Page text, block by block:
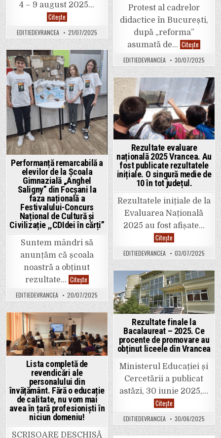
Protest al cadrelor
didactice în București,
după „reforma”
asumată de… Citește
A
început
protestul
la
ministru,
avionul
dvs.
către
Cluj
este
gata
de
EDITIEDEVRANCEA 30/07/2025
4 – 9 august 2025…
CiteșteFuture
Tech
Club,
ateliere
gratuite
de
tehnologie
pentru
tinerii
din
Focșani
și
Vrancea.
Înscrieți-
vă!
EDITIEDEVRANCEA 21/07/2025
Posted
in
Performanță remarcabilă a
elevilor de la Școala
Gimnazială „Anghel
Saligny” din Focșani la
faza națională a
Festivalului-Concurs
Național de Cultură și
Civilizație ,,CDIdei în cărți”
Suntem mândri să
anunțăm că școala
noastră a obținut
rezultate… CiteștePerformanță
remarcabilă
a
elevilor
de
la
Școala
Gimnazială
„Anghel
Saligny”
din
Focșani
la
faza
națională
Festivalului-
Concurs
Național
de
Cultură
și
Civilizație
,,CDIdei
în
EDITIEDEVRANCEA 20/07/2025
Posted
in
Rezultate evaluare
națională 2025 Vrancea. Au
fost publicate rezultatele
inițiale. O singură medie de
10 în tot județul.
Rezultatele inițiale de la
Evaluarea Națională
2025 au fost afișate…
CiteșteRezultate
evaluare
națională
2025
Vrancea.
Au
fost
publicate
rezultatele
inițiale.
O
singură
medie
de
10
în
tot
județul.
EDITIEDEVRANCEA 03/07/2025
Posted
in
Rezultate finale la
Bacalaureat – 2025. Ce
procente de promovare au
obținut liceele din Vrancea
Ministerul Educației și
Cercetării a publicat
astăzi, 30 iunie 2025,…
CiteșteRezultate
finale
la
Bacalaureat
–
2025.
EDITIEDEVRANCEA 30/06/2025
Posted
in
Lista completă de
revendicări ale
personalului din
învățământ. Fără o educație
de calitate, nu vom mai
avea în țară profesioniști în
niciun domeniu!
SCRISOARE DESCHISĂ